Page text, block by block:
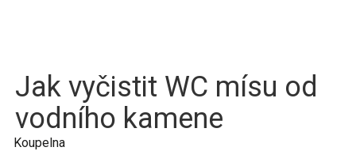
Jak vyčistit WC mísu od
vodního kamene
Koupelna